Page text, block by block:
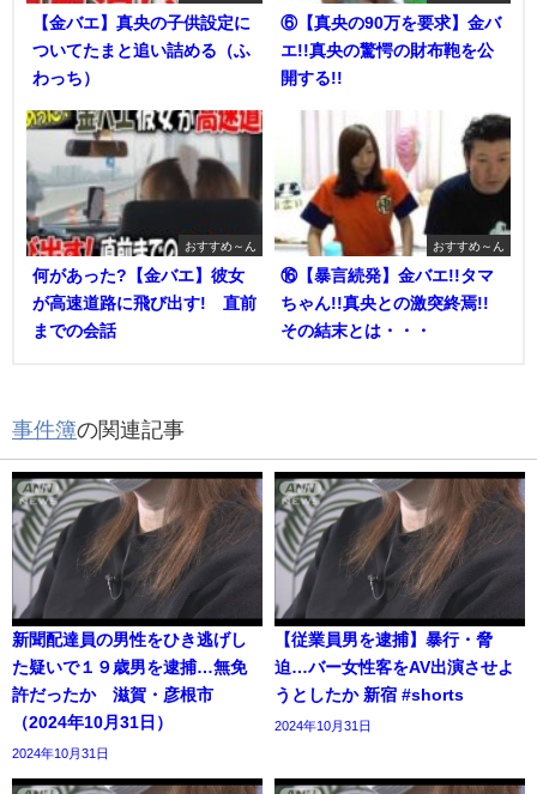
【金バエ】真央の子供設定に
ついてたまと追い詰める（ふ
わっち）
⑥【真央の90万を要求】金バ
エ!!真央の驚愕の財布鞄を公
開する!!
おすすめ～ん
何があった?【金バエ】彼女
が高速道路に飛び出す! 直前
までの会話
おすすめ～ん
⑯【暴言続発】金バエ!!タマ
ちゃん!!真央との激突終焉!!
その結末とは・・・
事件簿の関連記事
新聞配達員の男性をひき逃げし
た疑いで１９歳男を逮捕…無免
許だったか 滋賀・彦根市
（2024年10月31日）
2024年10月31日
【従業員男を逮捕】暴行・脅
迫…バー女性客をAV出演させよ
うとしたか 新宿 #shorts
2024年10月31日